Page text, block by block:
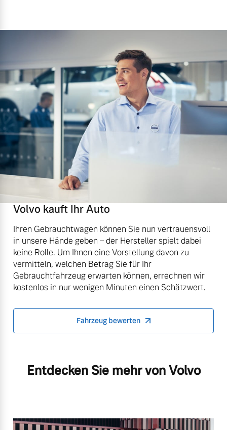
Volvo kauft Ihr Auto
Ihren Gebrauchtwagen können Sie nun vertrauensvoll
in unsere Hände geben – der Hersteller spielt dabei
keine Rolle. Um Ihnen eine Vorstellung davon zu
vermitteln, welchen Betrag Sie für Ihr
Gebrauchtfahrzeug erwarten können, errechnen wir
kostenlos in nur wenigen Minuten einen Schätzwert.
Fahrzeug bewerten
Entdecken Sie mehr von Volvo